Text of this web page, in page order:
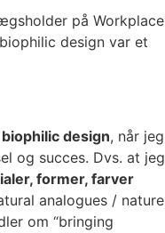
på Workplace
design var et
biophilic design, når jeg
og succes. Dvs. at jeg
former, farver
analogues / nature
om “bringing